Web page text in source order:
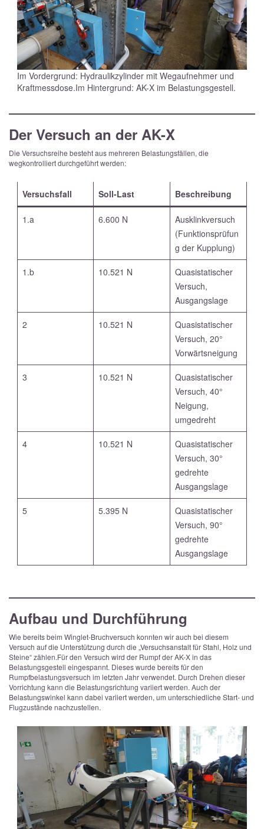
Im Vordergrund: Hydraulikzylinder mit Wegaufnehmer und
Kraftmessdose.Im Hintergrund: AK-X im Belastungsgestell.
Der Versuch an der AK-X
Die Versuchsreihe besteht aus mehreren Belastungsfällen, die
wegkontrolliert durchgeführt werden:
Versuchsfall Soll-Last Beschreibung
1.a 6.600 N
Ausklinkversuch
(Funktionsprüfun
g der Kupplung)
1.b 10.521 N
Quasistatischer
Versuch,
Ausgangslage
2 10.521 N
Quasistatischer
Versuch, 20°
Vorwärtsneigung
3 10.521 N
Quasistatischer
Versuch, 40°
Neigung,
umgedreht
4 10.521 N
Quasistatischer
Versuch, 30°
gedrehte
Ausgangslage
5 5.395 N
Quasistatischer
Versuch, 90°
gedrehte
Ausgangslage
Aufbau und Durchführung
Wie bereits beim Winglet-Bruchversuch konnten wir auch bei diesem
Versuch auf die Unterstützung durch die „Versuchsanstalt für Stahl, Holz und
Steine“ zählen.Für den Versuch wird der Rumpf der AK-X in das
Belastungsgestell eingespannt. Dieses wurde bereits für den
Rumpfbelastungsversuch im letzten Jahr verwendet. Durch Drehen dieser
Vorrichtung kann die Belastungsrichtung variiert werden. Auch der
Belastungswinkel kann dabei variiert werden, um unterschiedliche Start- und
Flugzustände nachzustellen.